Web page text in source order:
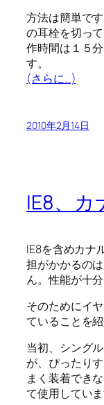
方法は簡単で
の耳栓を切っ
作時間は１５
す。
(さらに…)
2010年2月14日
IE8、カ
IE8を含めカナ
担がかかるの
ん。性能が十
そのためにイ
ていることを紹
当初、シング
が、ぴったり
まく装着でき
て使用していま